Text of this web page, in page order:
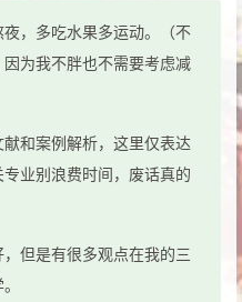
，多吃水果多运动。（不
为我不胖也不需要考虑减
和案例解析，这里仅表达
业别浪费时间，废话真的
但是有很多观点在我的三